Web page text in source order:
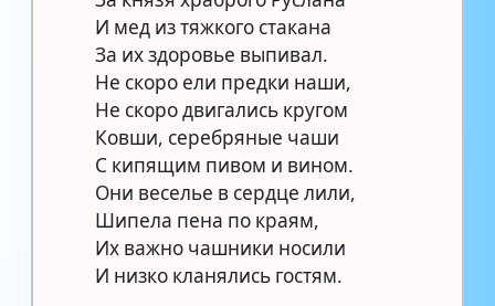
И мед из тяжкого стакана
За их здоровье выпивал.
Не скоро ели предки наши,
Не скоро двигались кругом
Ковши, серебряные чаши
С кипящим пивом и вином.
Они веселье в сердце лили,
Шипела пена по краям,
Их важно чашники носили
И низко кланялись гостям.